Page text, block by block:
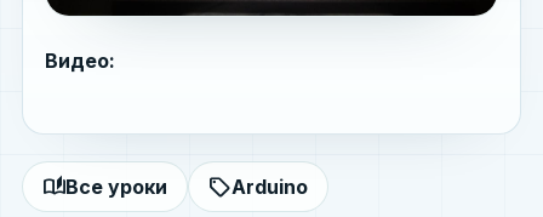
Видео:
auto_storiesВсе уроки sellArduino